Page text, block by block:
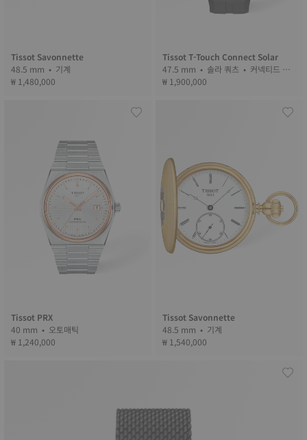
Tissot Savonnette
48.5 mm • 기계
₩ 1,480,000
Tissot T-Touch Connect Solar
47.5 mm • 솔라 쿼츠 • 커넥티드 택
타일 • Ceramic
₩ 1,900,000
Tissot PRX
40 mm • 오토매틱
₩ 1,240,000
Tissot Savonnette
48.5 mm • 기계
₩ 1,540,000